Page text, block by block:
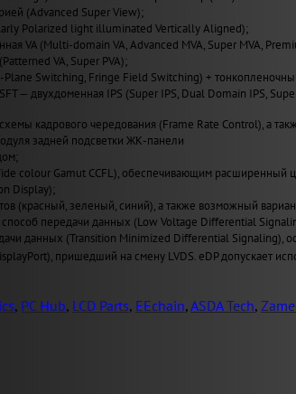
(Advanced Super View);
Polarized light illuminated Vertically Aligned);
VA (Multi-domain VA, Advanced MVA, Super MVA,
VA, Super PVA);
Switching, Fringe Field Switching) +
SFT — двухдоменная IPS (Super IPS, Dual Domain IPS,
схемы кадрового чередования (Frame Rate Control), а
задней подсветки ЖК-панели
сolour Gamut CCFL), обеспечивающим расширенный
Display);
(красный, зеленый, синий), а также возможный
передачи данных (Low Voltage Differential
данных (Transition Minimized Differential Signaling),
пришедший на смену LVDS. eDP допускает
, PC Hub, LCD Parts, EEchain,ASDA Tech,